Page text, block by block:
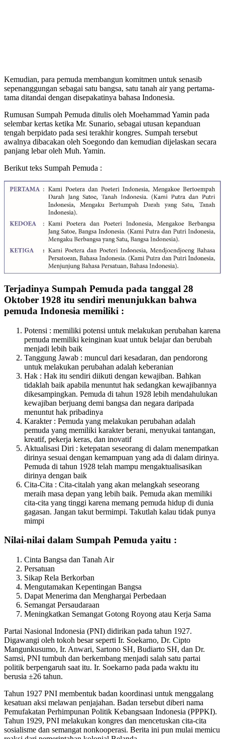
Kemudian, para pemuda membangun komitmen untuk senasib
sepenanggungan sebagai satu bangsa, satu tanah air yang pertama-
tama ditandai dengan disepakatinya bahasa Indonesia.
Rumusan Sumpah Pemuda ditulis oleh Moehammad Yamin pada
selembar kertas ketika Mr. Sunario, sebagai utusan kepanduan
tengah berpidato pada sesi terakhir kongres. Sumpah tersebut
awalnya dibacakan oleh Soegondo dan kemudian dijelaskan secara
panjang lebar oleh Muh. Yamin.
Berikut teks Sumpah Pemuda :
Terjadinya Sumpah Pemuda pada tanggal 28
Oktober 1928 itu sendiri menunjukkan bahwa
pemuda Indonesia memiliki :
Potensi : memiliki potensi untuk melakukan perubahan karena
pemuda memiliki keinginan kuat untuk belajar dan berubah
menjadi lebih baik
Tanggung Jawab : muncul dari kesadaran, dan pendorong
untuk melakukan perubahan adalah keberanian
Hak : Hak itu sendiri diikuti dengan kewajiban. Bahkan
tidaklah baik apabila menuntut hak sedangkan kewajibannya
dikesampingkan. Pemuda di tahun 1928 lebih mendahulukan
kewajiban berjuang demi bangsa dan negara daripada
menuntut hak pribadinya
Karakter : Pemuda yang melakukan perubahan adalah
pemuda yang memiliki karakter berani, menyukai tantangan,
kreatif, pekerja keras, dan inovatif
Aktualisasi Diri : ketepatan seseorang di dalam menempatkan
dirinya sesuai dengan kemampuan yang ada di dalam dirinya.
Pemuda di tahun 1928 telah mampu mengaktualisasikan
dirinya dengan baik
Cita-Cita : Cita-citalah yang akan melangkah seseorang
meraih masa depan yang lebih baik. Pemuda akan memiliki
cita-cita yang tinggi karena memang pemuda hidup di dunia
gagasan. Jangan takut bermimpi. Takutlah kalau tidak punya
mimpi
Nilai-nilai dalam Sumpah Pemuda yaitu :
Cinta Bangsa dan Tanah Air
Persatuan
Sikap Rela Berkorban
Mengutamakan Kepentingan Bangsa
Dapat Menerima dan Menghargai Perbedaan
Semangat Persaudaraan
Meningkatkan Semangat Gotong Royong atau Kerja Sama
Partai Nasional Indonesia (PNI) didirikan pada tahun 1927.
Digawangi oleh tokoh besar seperti Ir. Soekarno, Dr. Cipto
Mangunkusumo, Ir. Anwari, Sartono SH, Budiarto SH, dan Dr.
Samsi, PNI tumbuh dan berkembang menjadi salah satu partai
politik berpengaruh saat itu. Ir. Soekarno pada pada waktu itu
berusia ±26 tahun.
Tahun 1927 PNI membentuk badan koordinasi untuk menggalang
kesatuan aksi melawan penjajahan. Badan tersebut diberi nama
Pemufakatan Perhimpunan Politik Kebangsaan Indonesia (PPPKI).
Tahun 1929, PNI melakukan kongres dan mencetuskan cita-cita
sosialisme dan semangat nonkooperasi. Berita ini pun mulai memicu